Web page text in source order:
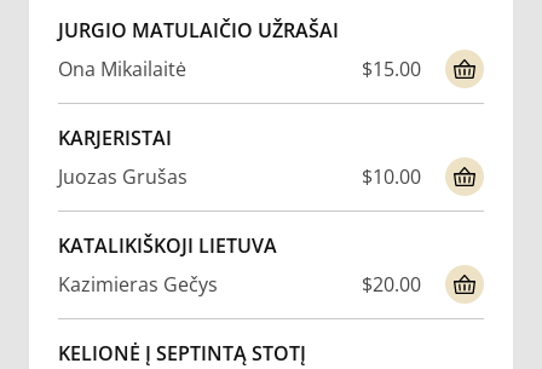
JURGIO MATULAIČIO UŽRAŠAI
Ona Mikailaitė
$15.00
KARJERISTAI
Juozas Grušas
$10.00
KATALIKIŠKOJI LIETUVA
Kazimieras Gečys
$20.00
KELIONĖ Į SEPTINTĄ STOTĮ